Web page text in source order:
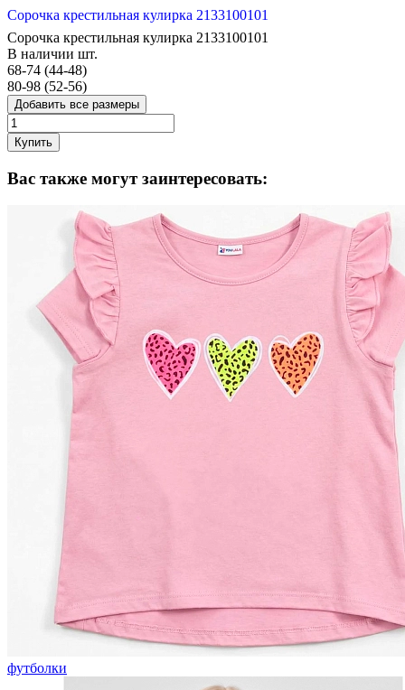
Сорочка крестильная кулирка 2133100101
Сорочка крестильная кулирка 2133100101
В наличии шт.
68-74 (44-48)
80-98 (52-56)
Добавить все размеры
Купить
Вас также могут заинтересовать:
футболки